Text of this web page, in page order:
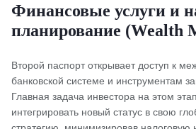
Финансовые услуги и
планирование (Wealth
Второй паспорт открывает доступ к
банковской системе и инструментам
Главная задача инвестора на этом
интегрировать новый статус в свою